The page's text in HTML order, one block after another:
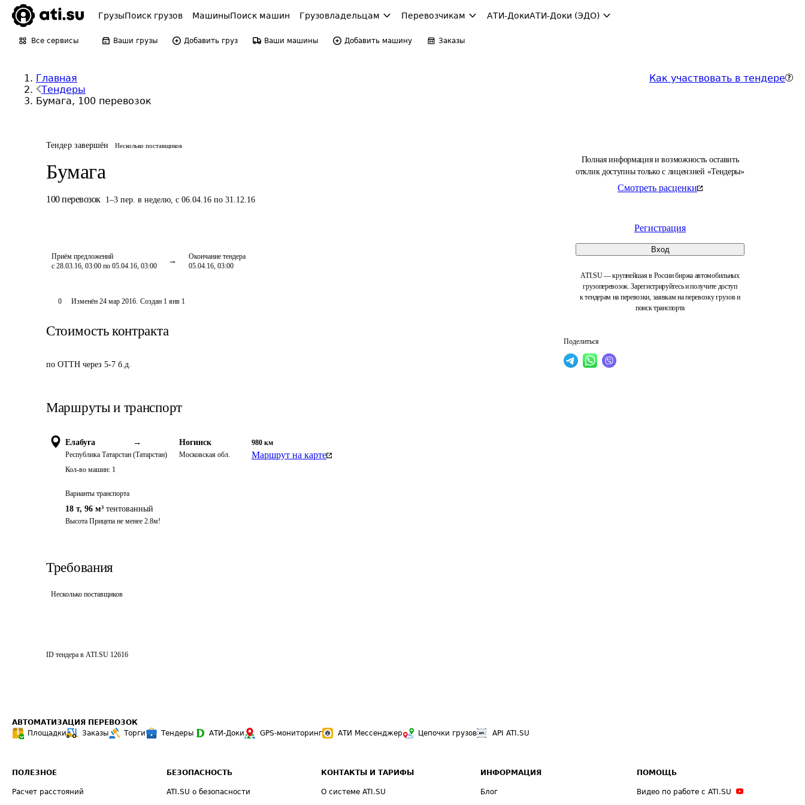
ГрузыПоиск грузов МашиныПоиск машин Грузовладельцам Перевозчикам АТИ-ДокиАТИ-Доки (ЭДО)
Все сервисы Ваши грузы Добавить груз Ваши машины Добавить машину Заказы
Главная
Тендеры
Бумага, 100 перевозок
Как участвовать в тендере
Тендер завершён Несколько поставщиков
Бумага
100 перевозок 1–3 пер. в неделю, с 06.04.16 по 31.12.16
Приём предложений
с 28.03.16, 03:00 по 05.04.16, 03:00
Окончание тендера
05.04.16, 03:00
Полная информация и возможность оставить
отклик доступны только с лицензией «Тендеры»
Смотреть расценки
Регистрация
Вход
ATI.SU — крупнейшая в России биржа автомобильных
грузоперевозок. Зарегистрируйтесь и получите доступ
к тендерам на перевозки, заявкам на перевозку грузов и
поиск транспорта
Поделиться
0 Изменён 24 мар 2016. Создан 1 янв 1
Стоимость контракта
по ОТТН через 5-7 б.д.
Маршруты и транспорт
Елабуга →
Республика Татарстан (Татарстан)
Ногинск
Московская обл.
980 км
Маршрут на карте
Кол-во машин: 1
Варианты транспорта
18 т, 96 м³ тентованный
Высота Прицепа не менее 2.8м!
Требования
Несколько поставщиков
ID тендера в ATI.SU 12616
АВТОМАТИЗАЦИЯ ПЕРЕВОЗОК
Площадки
Заказы Торги Тендеры АТИ-Доки GPS-мониторинг АТИ Мессенджер Цепочки грузов API ATI.SU
ПОЛЕЗНОЕ
Расчет расстояний
БЕЗОПАСНОСТЬ
ATI.SU о безопасности
КОНТАКТЫ И ТАРИФЫ
О системе ATI.SU
ИНФОРМАЦИЯ
Блог
ПОМОЩЬ
Видео по работе с ATI.SU